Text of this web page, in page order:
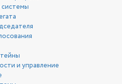
и управление